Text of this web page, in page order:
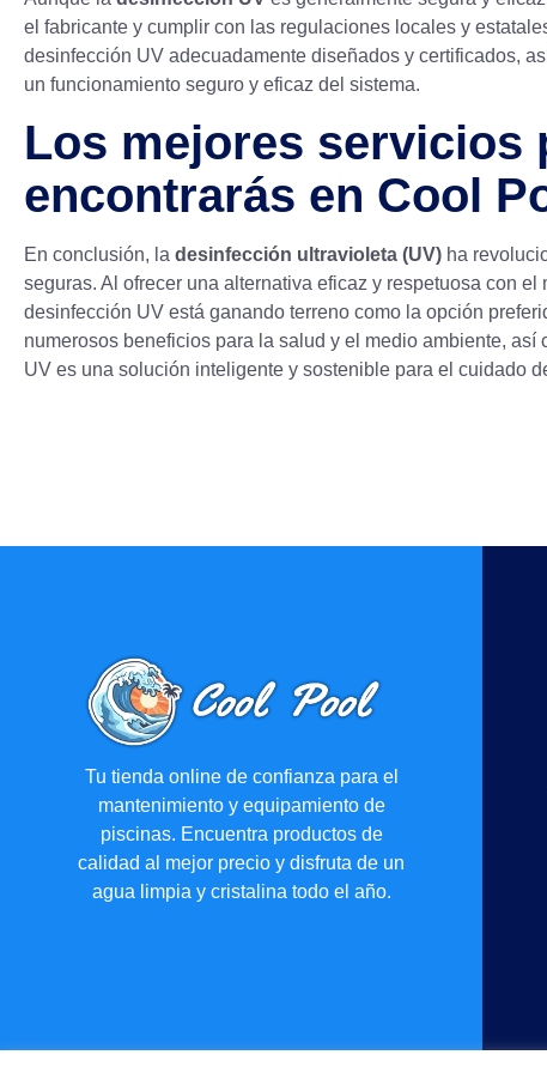
el fabricante y cumplir con las regulaciones locales y
desinfección UV adecuadamente diseñados y certificados,
un funcionamiento seguro y eficaz del sistema.
Los mejores servicios
encontrarás en Cool
En conclusión, la desinfección ultravioleta (UV) ha
seguras. Al ofrecer una alternativa eficaz y respetuosa con
desinfección UV está ganando terreno como la opción
numerosos beneficios para la salud y el medio ambiente,
UV es una solución inteligente y sostenible para el cuidado
Tu tienda online de confianza para el
mantenimiento y equipamiento de
piscinas. Encuentra productos de
calidad al mejor precio y disfruta de un
agua limpia y cristalina todo el año.